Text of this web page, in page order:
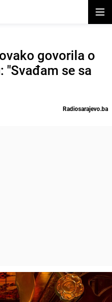
govorila o
se sa
Radiosarajevo.ba